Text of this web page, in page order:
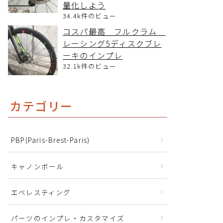
量化しよう
34.4k件のビュー
コスパ最高 フルクラム
レーシング5ディスクブレ
ーキのインプレ
32.1k件のビュー
カテゴリー
PBP(Paris-Brest-Paris)
キャノンボール
エベレスティング
パーツのインプレ・カスタマイズ